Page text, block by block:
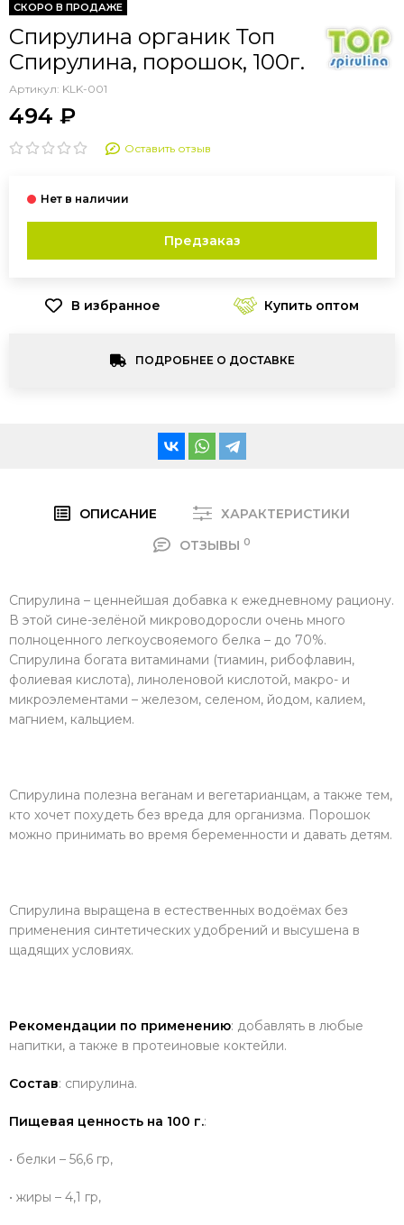
СКОРО В ПРОДАЖЕ
Спирулина органик Топ
Спирулина, порошок, 100г.
Артикул: KLK-001
494 ₽
Оставить отзыв
Предзаказ
Купить оптом
ПОДРОБНЕЕ О ДОСТАВКЕ
ОПИСАНИЕ
ХАРАКТЕРИСТИКИ
ОТЗЫВЫ 0
Спирулина – ценнейшая добавка к ежедневному рациону.
В этой сине-зелёной микроводоросли очень много
полноценного легкоусвояемого белка – до 70%.
Спирулина богата витаминами (тиамин, рибофлавин,
фолиевая кислота), линоленовой кислотой, макро- и
микроэлементами – железом, селеном, йодом, калием,
магнием, кальцием.
Спирулина полезна веганам и вегетарианцам, а также тем,
кто хочет похудеть без вреда для организма. Порошок
можно принимать во время беременности и давать детям.
Спирулина выращена в естественных водоёмах без
применения синтетических удобрений и высушена в
щадящих условиях.
Рекомендации по применению: добавлять в любые
напитки, а также в протеиновые коктейли.
Состав: спирулина.
Пищевая ценность на 100 г.:
• белки – 56,6 гр,
• жиры – 4,1 гр,